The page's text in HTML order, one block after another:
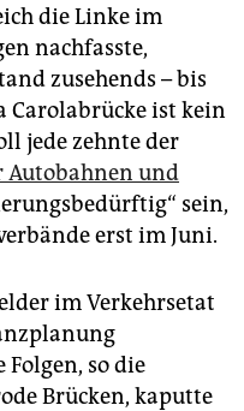
die Linke im
nachfasste,
zusehends – bis
Carolabrücke ist kein
jede zehnte der
Autobahnen und
sein,
erst im Juni.
im Verkehrsetat
Folgen, so die
Brücken, kaputte